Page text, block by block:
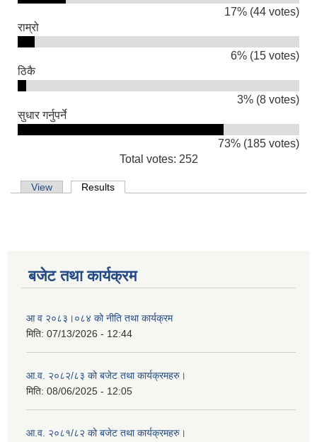
17% (44 votes)
राम्रो
6% (15 votes)
ठिकै
3% (8 votes)
सुधार गर्नुपर्ने
73% (185 votes)
Total votes: 252
Primary tabs
View Results
बजेट तथा कार्यक्रम
आ व २०८३।०८४ को नीति तथा कार्यक्रम
मिति: 07/13/2026 - 12:44
आ.व. २०८२/८३ को बजेट तथा कार्यक्रमहरु।
मिति: 08/06/2025 - 12:05
आ.व. २०८१/८२ को बजेट तथा कार्यक्रमहरु।